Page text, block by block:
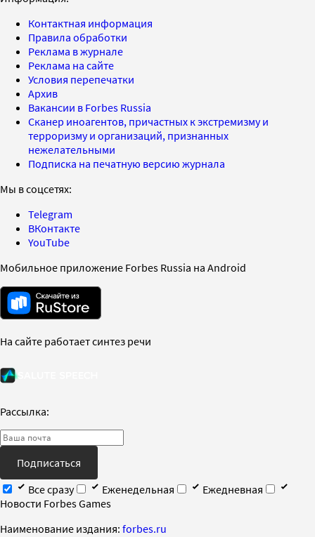
Контактная информация
Правила обработки
Реклама в журнале
Реклама на сайте
Условия перепечатки
Архив
Вакансии в Forbes Russia
Сканер иноагентов, причастных к экстремизму и
терроризму и организаций, признанных
нежелательными
Подписка на печатную версию журнала
Мы в соцсетях:
Telegram
ВКонтакте
YouTube
Мобильное приложение Forbes Russia на Android
На сайте работает синтез речи
Рассылка:
Подписаться
Все сразу
Еженедельная
Ежедневная
Новости Forbes Games
Наименование издания: forbes.ru